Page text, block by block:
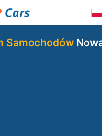
Samochodów